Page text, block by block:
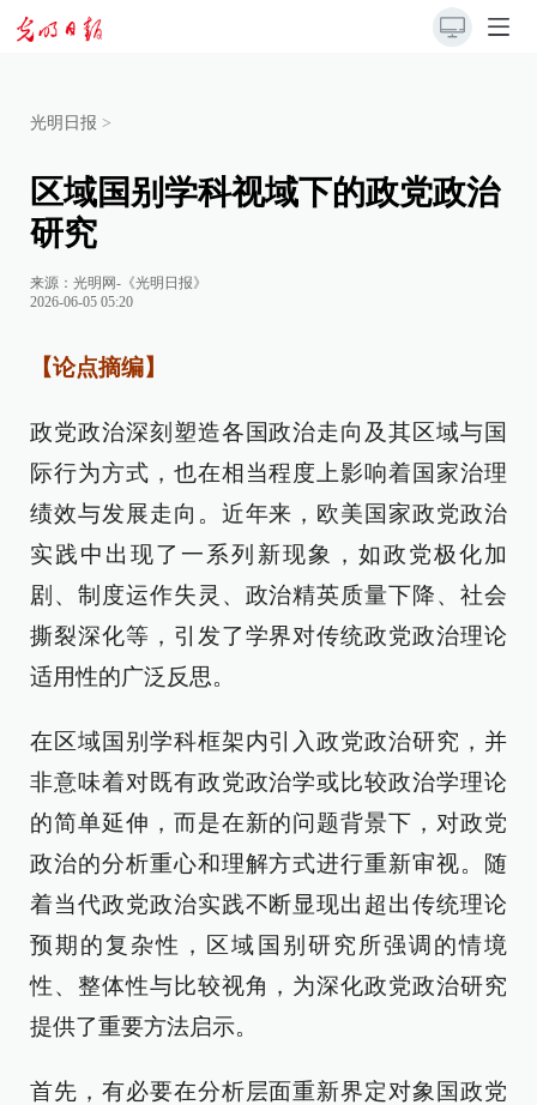
光明日报 >
区域国别学科视域下的政党政治
研究
来源： 光明网-《光明日报》
2026-06-05 05:20
【论点摘编】
政党政治深刻塑造各国政治走向及其区域与国
际行为方式，也在相当程度上影响着国家治理
绩效与发展走向。近年来，欧美国家政党政治
实践中出现了一系列新现象，如政党极化加
剧、制度运作失灵、政治精英质量下降、社会
撕裂深化等，引发了学界对传统政党政治理论
适用性的广泛反思。
在区域国别学科框架内引入政党政治研究，并
非意味着对既有政党政治学或比较政治学理论
的简单延伸，而是在新的问题背景下，对政党
政治的分析重心和理解方式进行重新审视。随
着当代政党政治实践不断显现出超出传统理论
预期的复杂性，区域国别研究所强调的情境
性、整体性与比较视角，为深化政党政治研究
提供了重要方法启示。
首先，有必要在分析层面重新界定对象国政党